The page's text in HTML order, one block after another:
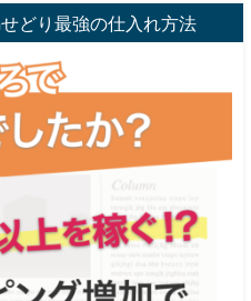
どり最強の仕入れ方法